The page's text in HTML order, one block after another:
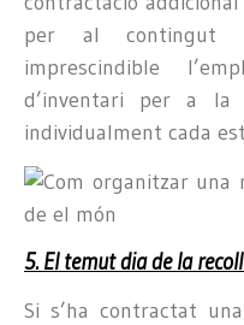
per al contingut
imprescindible
d’inventari per a la
individualment cada
5. El temut dia de la
Si s’ha contractat